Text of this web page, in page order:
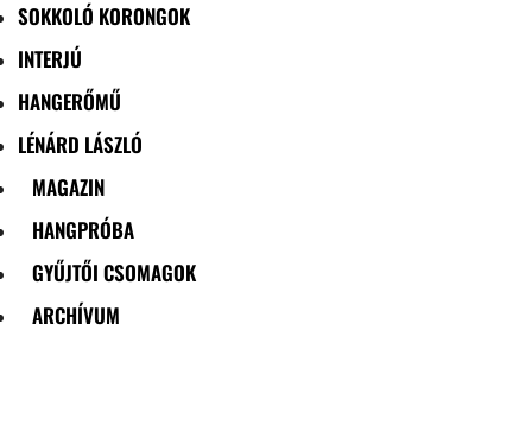
SOKKOLÓ KORONGOK
INTERJÚ
HANGERŐMŰ
LÉNÁRD LÁSZLÓ
MAGAZIN
HANGPRÓBA
GYŰJTŐI CSOMAGOK
ARCHÍVUM